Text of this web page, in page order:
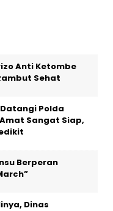
Sehat
Polda